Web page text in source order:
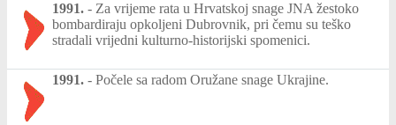
1991. - Za vrijeme rata u Hrvatskoj snage JNA žestoko
bombardiraju opkoljeni Dubrovnik, pri čemu su teško
stradali vrijedni kulturno-historijski spomenici.
1991. - Počele sa radom Oružane snage Ukrajine.